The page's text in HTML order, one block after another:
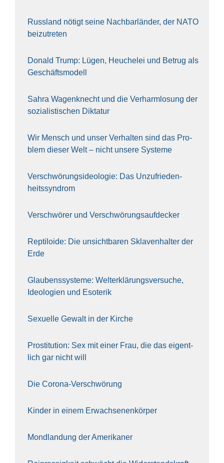
Russ­land nötigt sei­ne Nach­bar­län­der, der NATO
bei­zu­tre­ten
Donald Trump: Lügen, Heu­che­lei und Betrug als
Geschäfts­mo­dell
Sahra Wagen­knecht und die Ver­harm­lo­sung der
sozia­lis­ti­schen Dik­ta­tur
Wir Mensch und unser Ver­hal­ten sind das Pro­
blem die­ser Welt – nicht unse­re Sys‍te‍me
Ver­schwö­rungs­ideo­lo­gie: Das Unzufrieden­
heitssyndrom
Ver­schwö­rer und Verschwörungs­aufdecker
Rep­ti­lo­ide: Die unsicht­ba­ren Skla­ven­hal­ter der
Erde
Glau­bens­sys­te­me: Welt­erklä­rungs­ver­su­che,
Ideo­lo­gien und Eso­te­rik
Sexu­el­le Gewalt in der Kir­che
Pro­sti­tu­ti­on: Sex mit einer Frau, die das eigent­
lich gar nicht will
Die Coro­na-Ver­schwö­rung
Kin­der in einem Erwach­se­nen­kör­per
Mond­lan­dung der Ame­ri­ka­ner